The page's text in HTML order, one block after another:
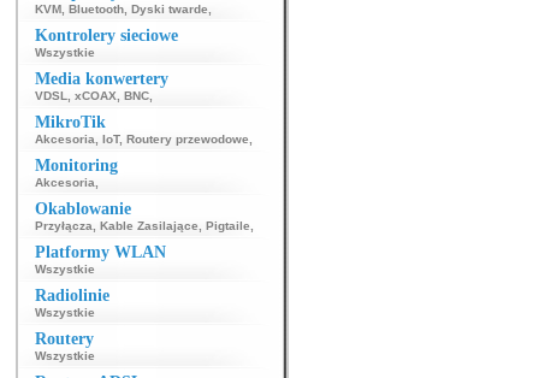
KVM Bluetooth Dyski twarde
Kontrolery sieciowe
Wszystkie
Media konwertery
VDSL xCOAX BNC
MikroTik
Akcesoria IoT, Routery przewodowe
Monitoring
Akcesoria
Okablowanie
Przyłącza Kable Zasilające Pigtaile
Platformy WLAN
Wszystkie
Radiolinie
Wszystkie
Routery
Wszystkie